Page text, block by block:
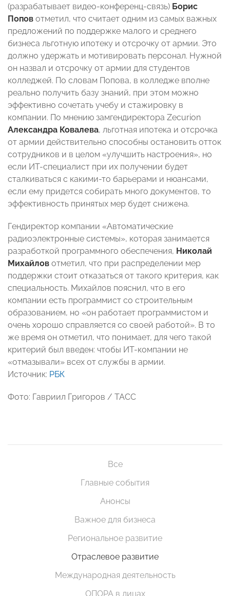
(разрабатывает видео-конференц-связь) Борис
Попов отметил, что считает одним из самых важных
предложений по поддержке малого и среднего
бизнеса льготную ипотеку и отсрочку от армии. Это
должно удержать и мотивировать персонал. Нужной
он назвал и отсрочку от армии для студентов
колледжей. По словам Попова, в колледже вполне
реально получить базу знаний, при этом можно
эффективно сочетать учебу и стажировку в
компании. По мнению замгендиректора Zecurion
Александра Ковалева, льготная ипотека и отсрочка
от армии действительно способны остановить отток
сотрудников и в целом «улучшить настроения», но
если ИТ-специалист при их получении будет
сталкиваться с какими-то барьерами и нюансами,
если ему придется собирать много документов, то
эффективность принятых мер будет снижена.
Гендиректор компании «Автоматические
радиоэлектронные системы», которая занимается
разработкой программного обеспечения, Николай
Михайлов отметил, что при распределении мер
поддержки стоит отказаться от такого критерия, как
специальность. Михайлов пояснил, что в его
компании есть программист со строительным
образованием, но «он работает программистом и
очень хорошо справляется со своей работой». В то
же время он отметил, что понимает, для чего такой
критерий был введен: чтобы ИТ-компании не
«отмазывали» всех от службы в армии.
Источник: РБК
Фото: Гавриил Григоров / ТАСС
Все
Главные события
Анонсы
Важное для бизнеса
Региональное развитие
Отраслевое развитие
Международная деятельность
ОПОРА в лицах